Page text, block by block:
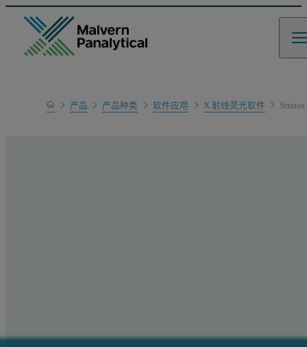
Home产品 产品种类 软件应用 X 射线荧光软件 Stratos